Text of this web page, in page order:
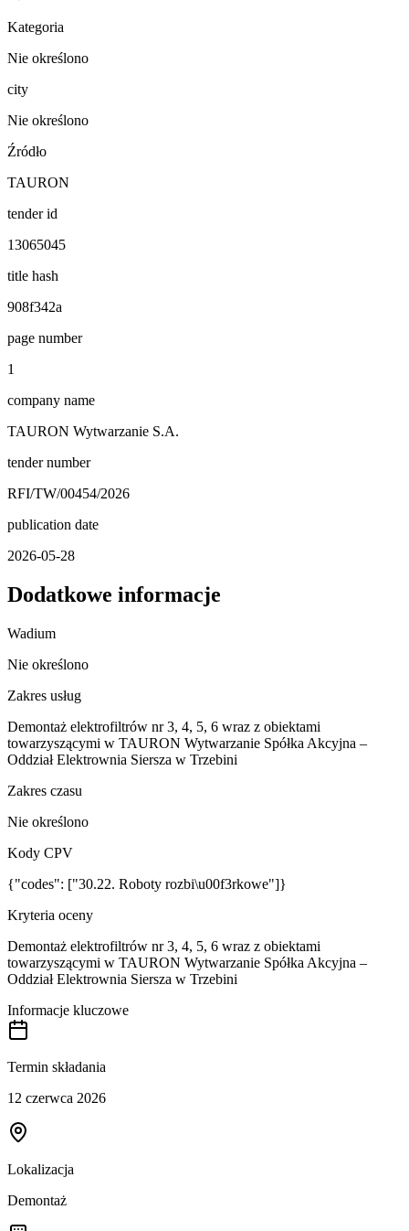
Kategoria
Nie określono
city
Nie określono
Źródło
TAURON
tender id
13065045
title hash
908f342a
page number
1
company name
TAURON Wytwarzanie S.A.
tender number
RFI/TW/00454/2026
publication date
2026-05-28
Dodatkowe informacje
Wadium
Nie określono
Zakres usług
Demontaż elektrofiltrów nr 3, 4, 5, 6 wraz z obiektami
towarzyszącymi w TAURON Wytwarzanie Spółka Akcyjna –
Oddział Elektrownia Siersza w Trzebini
Zakres czasu
Nie określono
Kody CPV
{"codes": ["30.22. Roboty rozbi\u00f3rkowe"]}
Kryteria oceny
Demontaż elektrofiltrów nr 3, 4, 5, 6 wraz z obiektami
towarzyszącymi w TAURON Wytwarzanie Spółka Akcyjna –
Oddział Elektrownia Siersza w Trzebini
Informacje kluczowe
Termin składania
12 czerwca 2026
Lokalizacja
Demontaż